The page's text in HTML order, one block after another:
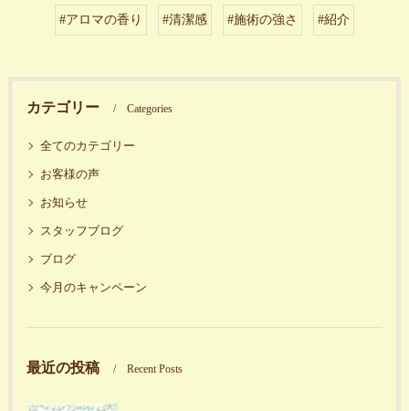
#アロマの香り #清潔感 #施術の強さ #紹介
カテゴリー Categories
全てのカテゴリー
お客様の声
お知らせ
スタッフブログ
ブログ
今月のキャンペーン
最近の投稿 Recent Posts